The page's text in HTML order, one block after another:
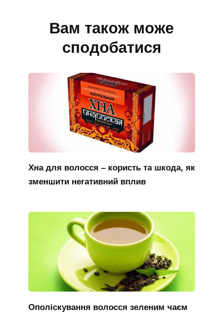
Вам також може
сподобатися
Хна для волосся – користь та шкода, як
зменшити негативний вплив
Ополіскування волосся зеленим чаєм